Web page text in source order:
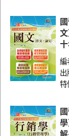
編
特